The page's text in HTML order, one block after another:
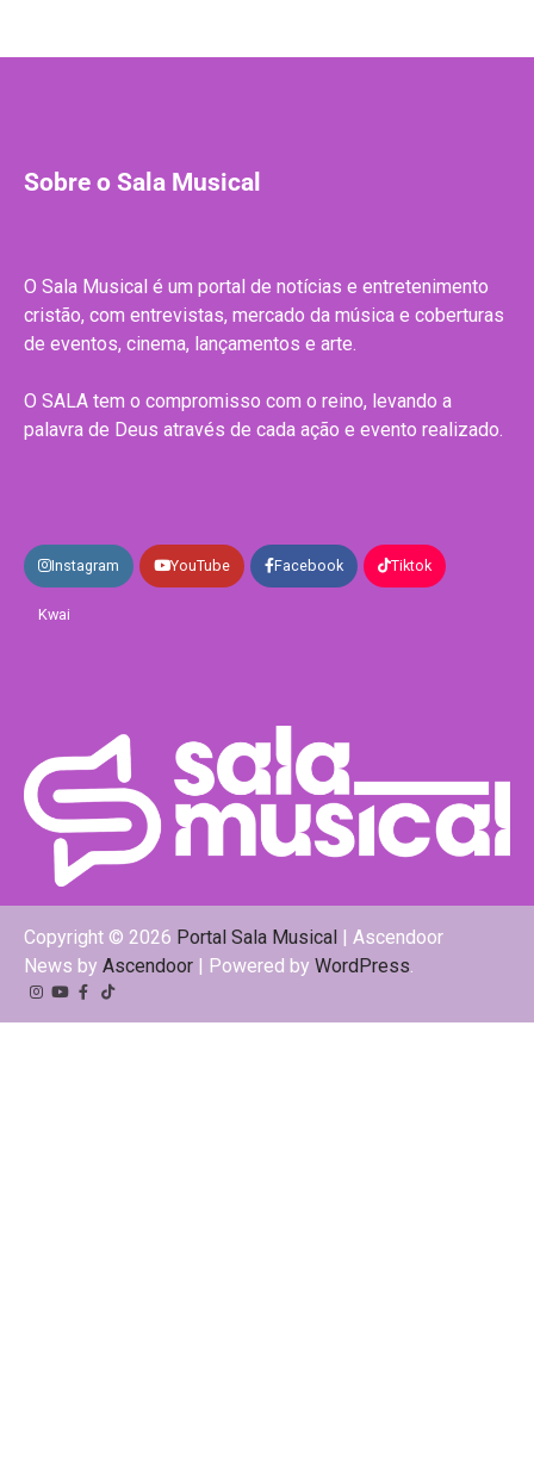
Sobre o Sala Musical
O Sala Musical é um portal de notícias e entretenimento
cristão, com entrevistas, mercado da música e coberturas
de eventos, cinema, lançamentos e arte.
O SALA tem o compromisso com o reino, levando a
palavra de Deus através de cada ação e evento realizado.
Instagram YouTube Facebook Tiktok
Kwai
Copyright © 2026 Portal Sala Musical
| Ascendoor
News by Ascendoor | Powered by WordPress.
Instagram
YouTube
Facebook
Tiktok